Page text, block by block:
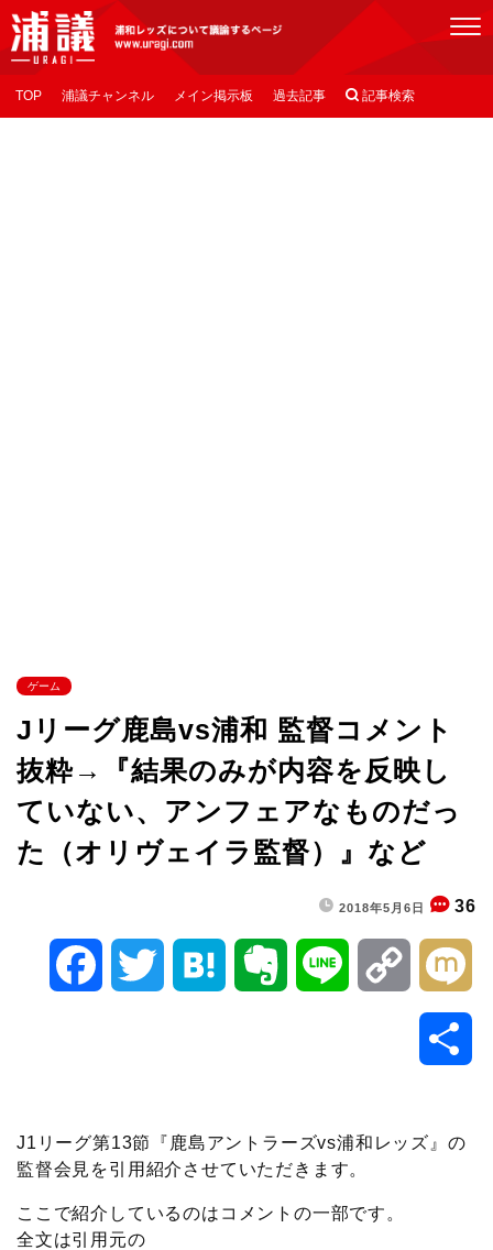
[浦議]浦和レッズについて議論するページ
TOP 浦議チャンネル メイン掲示板 過去記事  記事検索
ゲーム
Jリーグ鹿島vs浦和 監督コメント
抜粋→『結果のみが内容を反映し
ていない、アンフェアなものだっ
た（オリヴェイラ監督）』など
2018年5月6日 36
b
o
t n n
o
J1リーグ第13節『鹿島アントラーズvs浦和レッズ』の
監督会見を引用紹介させていただきます。
ここで紹介しているのはコメントの一部です。
全文は引用元の